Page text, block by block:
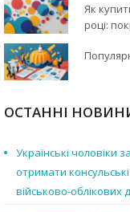
Як
році:
ОСТАННІ
Українські чоловіки
отримати
військово-облікових